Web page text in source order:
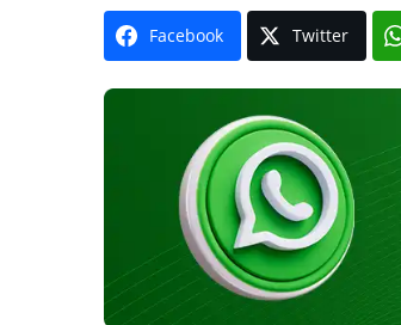
Facebook Twitter